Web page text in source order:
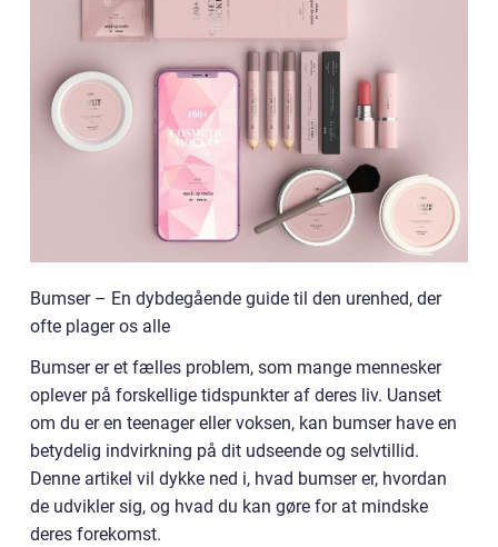
Bumser – En dybdegående guide til den urenhed, der
ofte plager os alle
Bumser er et fælles problem, som mange mennesker
oplever på forskellige tidspunkter af deres liv. Uanset
om du er en teenager eller voksen, kan bumser have en
betydelig indvirkning på dit udseende og selvtillid.
Denne artikel vil dykke ned i, hvad bumser er, hvordan
de udvikler sig, og hvad du kan gøre for at mindske
deres forekomst.